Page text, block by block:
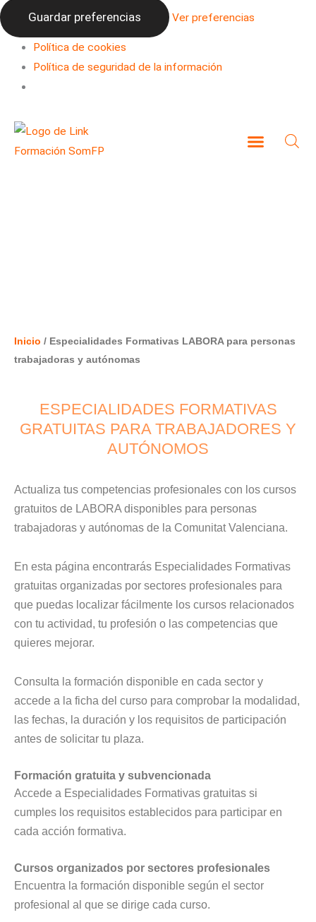
Guardar preferencias Ver preferencias
Política de cookies
Política de seguridad de la información
Inicio / Especialidades Formativas LABORA para personas
trabajadoras y autónomas
ESPECIALIDADES FORMATIVAS
GRATUITAS PARA TRABAJADORES Y
AUTÓNOMOS
Actualiza tus competencias profesionales con los cursos
gratuitos de LABORA disponibles para personas
trabajadoras y autónomas de la Comunitat Valenciana.
En esta página encontrarás Especialidades Formativas
gratuitas organizadas por sectores profesionales para
que puedas localizar fácilmente los cursos relacionados
con tu actividad, tu profesión o las competencias que
quieres mejorar.
Consulta la formación disponible en cada sector y
accede a la ficha del curso para comprobar la modalidad,
las fechas, la duración y los requisitos de participación
antes de solicitar tu plaza.
Formación gratuita y subvencionada
Accede a Especialidades Formativas gratuitas si
cumples los requisitos establecidos para participar en
cada acción formativa.
Cursos organizados por sectores profesionales
Encuentra la formación disponible según el sector
profesional al que se dirige cada curso.